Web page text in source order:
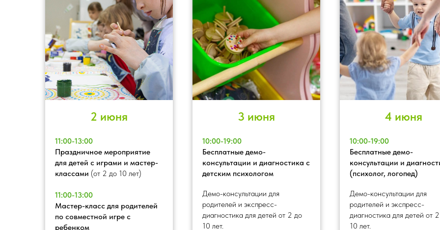
2 июня
11:00-13:00
Праздничное мероприятие
для детей с играми и мастер-
классами (от 2 до 10 лет)
11:00-13:00
Мастер-класс для родителей
по совместной игре с
ребенком
3 июня
10:00-19:00
Бесплатные демо-
консультации и диагностика с
детским психологом
Демо-консультации для
родителей и экспресс-
диагностика для детей от 2 до
10 лет.
4 июня
10:00-19:00
Бесплатные демо-
консультации и
(психолог, логопед)
Демо-консультации для
родителей и экспресс-
диагностика для детей от
10 лет.